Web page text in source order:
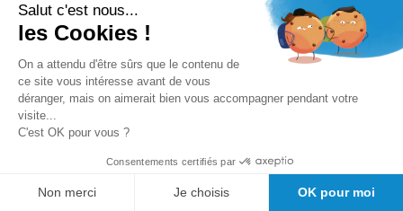
Infirmière, un
métier polyvalent
Guide d’achat
Salut c'est nous...
les Cookies !
On a attendu d'être sûrs que le contenu de
ce site vous intéresse avant de vous
déranger, mais on aimerait bien vous accompagner pendant votre
visite...
C'est OK pour vous ?
Consentements certifiés par
Non merci Je choisis OK pour moi